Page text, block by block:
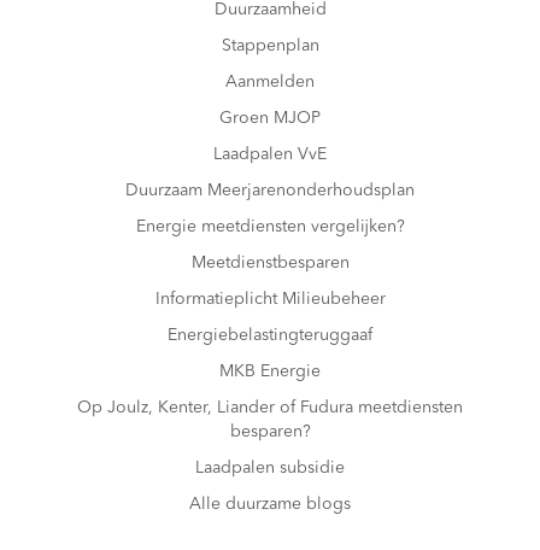
Duurzaamheid
Stappenplan
Aanmelden
Groen MJOP
Laadpalen VvE
Duurzaam Meerjarenonderhoudsplan
Energie meetdiensten vergelijken?
Meetdienstbesparen
Informatieplicht Milieubeheer
Energiebelastingteruggaaf
MKB Energie
Op Joulz, Kenter, Liander of Fudura meetdiensten
besparen?
Laadpalen subsidie
Alle duurzame blogs